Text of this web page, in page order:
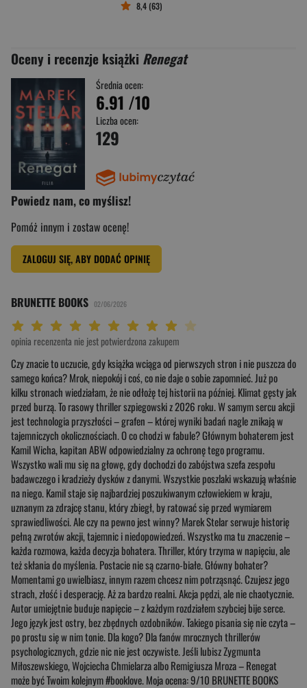
8,4 (63)
Oceny i recenzje książki Renegat
Średnia ocen:
6.91 /10
Liczba ocen:
129
Powiedz nam, co myślisz!
Pomóż innym i zostaw ocenę!
ZALOGUJ SIĘ, ABY DODAĆ OPINIĘ
BRUNETTE BOOKS 02/06/2026
Twoja ocena: Arcydzieło 10/10"
Twoja ocena: Wybitna 9/10"
Twoja ocena: Rewelacyjna 8/10"
Twoja ocena: Bardzo dobra 7/10"
Twoja ocena: Dobra 6/10"
Twoja ocena: Przeciętna 5/10"
Twoja ocena: Może być 4/10"
Twoja ocena: Słaba 3/10"
Twoja ocena: Bardzo słaba 2/10"
Twoja ocena: Beznadziejna 1/10"
opinia recenzenta nie jest potwierdzona zakupem
Czy znacie to uczucie, gdy książka wciąga od pierwszych stron i nie puszcza do
samego końca? Mrok, niepokój i coś, co nie daje o sobie zapomnieć. Już po
kilku stronach wiedziałam, że nie odłożę tej historii na później. Klimat gęsty jak
przed burzą. To rasowy thriller szpiegowski z 2026 roku. W samym sercu akcji
jest technologia przyszłości – grafen – której wyniki badań nagle znikają w
tajemniczych okolicznościach. O co chodzi w fabule? Głównym bohaterem jest
Kamil Wicha, kapitan ABW odpowiedzialny za ochronę tego programu.
Wszystko wali mu się na głowę, gdy dochodzi do zabójstwa szefa zespołu
badawczego i kradzieży dysków z danymi. Wszystkie poszlaki wskazują właśnie
na niego. Kamil staje się najbardziej poszukiwanym człowiekiem w kraju,
uznanym za zdrajcę stanu, który zbiegł, by ratować się przed wymiarem
sprawiedliwości. Ale czy na pewno jest winny? Marek Stelar serwuje historię
pełną zwrotów akcji, tajemnic i niedopowiedzeń. Wszystko ma tu znaczenie –
każda rozmowa, każda decyzja bohatera. Thriller, który trzyma w napięciu, ale
też skłania do myślenia. Postacie nie są czarno-białe. Główny bohater?
Momentami go uwielbiasz, innym razem chcesz nim potrząsnąć. Czujesz jego
strach, złość i desperację. Aż za bardzo realni. Akcja pędzi, ale nie chaotycznie.
Autor umiejętnie buduje napięcie – z każdym rozdziałem szybciej bije serce.
Jego język jest ostry, bez zbędnych ozdobników. Takiego pisania się nie czyta –
po prostu się w nim tonie. Dla kogo? Dla fanów mrocznych thrillerów
psychologicznych, gdzie nic nie jest oczywiste. Jeśli lubisz Zygmunta
Miłoszewskiego, Wojciecha Chmielarza albo Remigiusza Mroza – Renegat
może być Twoim kolejnym #booklove. Moja ocena: 9/10 BRUNETTE BOOKS